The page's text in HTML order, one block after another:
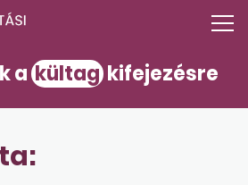
a kültagkifejezésre